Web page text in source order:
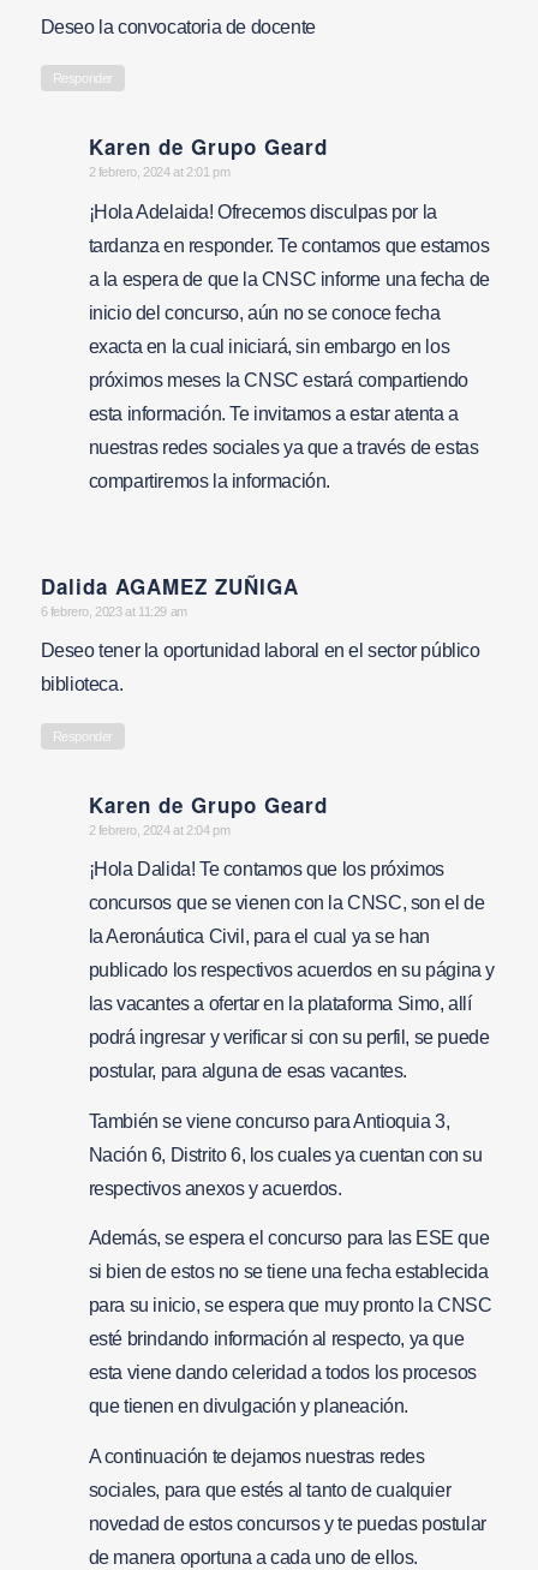
Deseo la convocatoria de docente
Responder
Karen de Grupo Geard
says:
2 febrero, 2024 at 2:01 pm
¡Hola Adelaida! Ofrecemos disculpas por la
tardanza en responder. Te contamos que estamos
a la espera de que la CNSC informe una fecha de
inicio del concurso, aún no se conoce fecha
exacta en la cual iniciará, sin embargo en los
próximos meses la CNSC estará compartiendo
esta información. Te invitamos a estar atenta a
nuestras redes sociales ya que a través de estas
compartiremos la información.
Dalida AGAMEZ ZUÑIGA
says:
6 febrero, 2023 at 11:29 am
Deseo tener la oportunidad laboral en el sector público
biblioteca.
Responder
Karen de Grupo Geard
says:
2 febrero, 2024 at 2:04 pm
¡Hola Dalida! Te contamos que los próximos
concursos que se vienen con la CNSC, son el de
la Aeronáutica Civil, para el cual ya se han
publicado los respectivos acuerdos en su página y
las vacantes a ofertar en la plataforma Simo, allí
podrá ingresar y verificar si con su perfil, se puede
postular, para alguna de esas vacantes.
También se viene concurso para Antioquia 3,
Nación 6, Distrito 6, los cuales ya cuentan con su
respectivos anexos y acuerdos.
Además, se espera el concurso para las ESE que
si bien de estos no se tiene una fecha establecida
para su inicio, se espera que muy pronto la CNSC
esté brindando información al respecto, ya que
esta viene dando celeridad a todos los procesos
que tienen en divulgación y planeación.
A continuación te dejamos nuestras redes
sociales, para que estés al tanto de cualquier
novedad de estos concursos y te puedas postular
de manera oportuna a cada uno de ellos.